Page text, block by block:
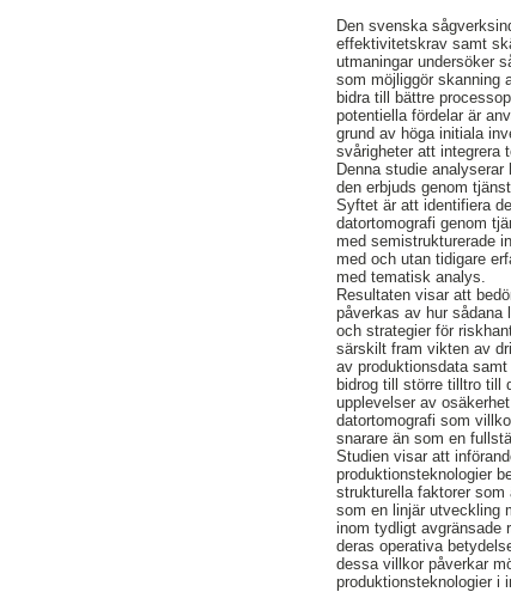
Den svenska
effektivitetskrav samt
utmaningar undersöker
som möjliggör skanning
bidra till bättre
potentiella fördelar är
grund av höga initiala
svårigheter att integrera
Denna studie
den erbjuds genom
Syftet är att identifiera
datortomografi genom
med semistrukturerade
med och utan tidigare
med tematisk analys.
Resultaten visar att
påverkas av hur sådana
och strategier för
särskilt fram vikten av
av produktionsdata
bidrog till större tilltro till
upplevelser av
datortomografi som
snarare än som en
Studien visar att
produktionsteknologier
strukturella faktorer
som en linjär utveckling
inom tydligt avgränsade
deras operativa
dessa villkor påverkar
produktionsteknologier i